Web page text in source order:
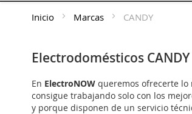
Inicio Marcas CANDY
Electrodomésticos CANDY
En ElectroNOW queremos ofrecerte lo
consigue trabajando solo con los
y porque disponen de un servicio